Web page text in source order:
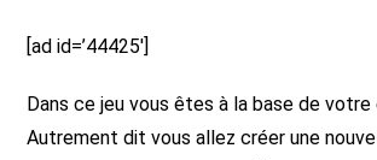
[ad id=’44425′]
Dans ce jeu vous êtes à la base de votre
Autrement dit vous allez créer une